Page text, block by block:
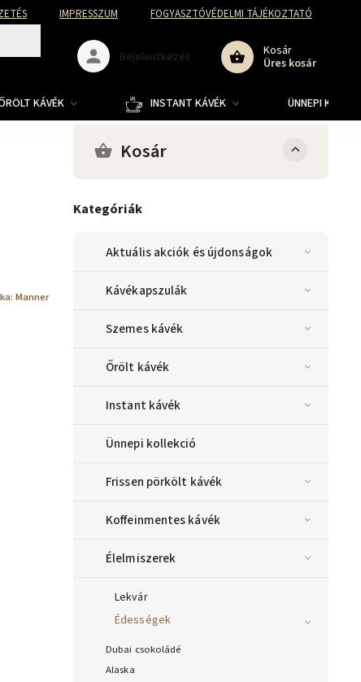
IMPRESSZUM FOGYASZTÓVÉDELMI TÁJÉKOZTATÓ
Kosár
Üres kosár
Bejelentkezés
KÁVÉK INSTANT KÁVÉK ÜNNEPI
Kosár
Kategóriák
Aktuális akciók és újdonságok
Kávékapszulák
Szemes kávék
Őrölt kávék
Instant kávék
Ünnepi kollekció
Frissen pörkölt kávék
Koffeinmentes kávék
Élelmiszerek
Lekvár
Édességek
Dubai csokoládé
Alaska
Manner